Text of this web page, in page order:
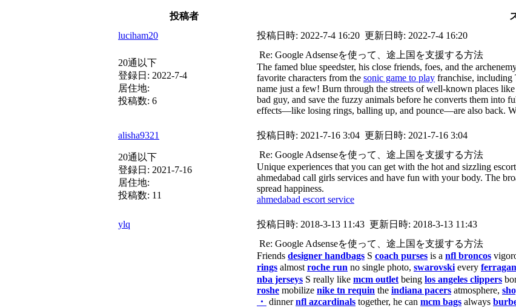
投稿者
luciham20
投稿日時: 2022-7-4 16:20 更新日時: 2022-7-4 16:20
20通以下
登録日: 2022-7-4
居住地:
投稿数: 6
Re: Google Adsenseを使って、途上国を支援する方法
The famed blue speedster, his close friends, foes, and the
favorite characters from the sonic game to play franchise, including
name just a few! Burn through the streets of well-known places
bad guy, and save the fuzzy animals before he converts them
effects—like losing rings, balling up, and pounce—are also back.
alisha9321 投稿日時: 2021-7-16 3:04 更新日時: 2021-7-16 3:04
20通以下
登録日: 2021-7-16
居住地:
投稿数: 11
Re: Google Adsenseを使って、途上国を支援する方法
Unique experiences that you can get with the hot and sizzling
ahmedabad call girls services and have fun with your body. The
spread happiness.
ahmedabad escort service
ylq 投稿日時: 2018-3-13 11:43 更新日時: 2018-3-13 11:43
Re: Google Adsenseを使って、途上国を支援する方法
Friends designer handbags S coach purses is a nfl broncos
rings almost roche run no single photo, swarovski every
nba jerseys S really like mcm outlet being los angeles clippers
roshe mobilize nike tn requin the indiana pacers atmosphere,
・ dinnernfl azcardinals together, he can mcm bags always